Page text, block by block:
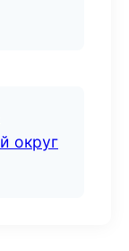
округ